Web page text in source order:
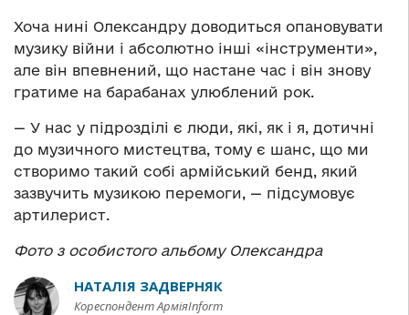
Хоча нині Олександру доводиться опановувати
музику війни і абсолютно інші «інструменти»,
але він впевнений, що настане час і він знову
гратиме на барабанах улюблений рок.
— У нас у підрозділі є люди, які, як і я, дотичні
до музичного мистецтва, тому є шанс, що ми
створимо такий собі армійський бенд, який
зазвучить музикою перемоги, — підсумовує
артилерист.
Фото з особистого альбому Олександра
НАТАЛІЯ ЗАДВЕРНЯК
Кореспондент АрміяInform